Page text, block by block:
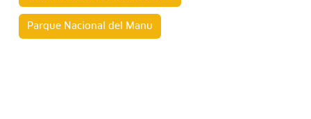
Parque Nacional del Manu